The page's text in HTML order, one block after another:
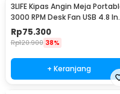
3LIFE Kipas Angin Meja
3000 RPM Desk Fan USB 4.8
5W - 312
Rp75.300
Rp120.900 38%
+ Keranjang